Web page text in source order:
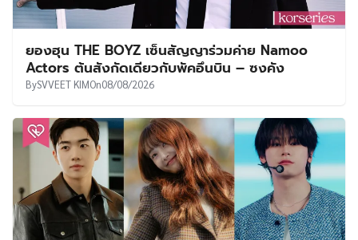
ยองฮุน THE BOYZ เซ็นสัญญาร่วมค่าย Namoo
Actors ต้นสังกัดเดียวกับพัคอึนบิน – ซงคัง
BySVVEET KIMOn08/08/2026